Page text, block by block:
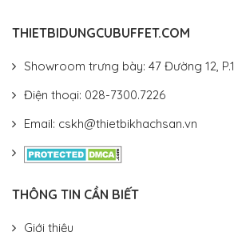
THIETBIDUNGCUBUFFET.COM
Showroom trưng bày: 47 Đường 12,
Điện thoại: 028-7300.7226
Email: cskh@thietbikhachsan.vn
THÔNG TIN CẦN BIẾT
Giới thiệu